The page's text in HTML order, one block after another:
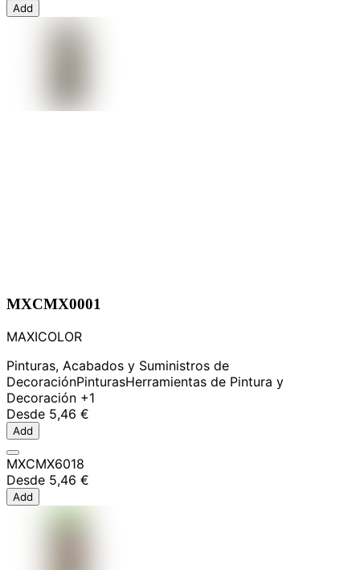
Add
MXCMX0001
MAXICOLOR
Pinturas, Acabados y Suministros de
DecoraciónPinturasHerramientas de Pintura y
Decoración +1
Desde 5,46 €
Add
MXCMX6018
Desde 5,46 €
Add